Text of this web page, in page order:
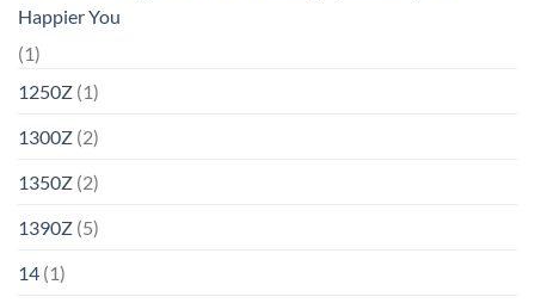
Happier You
(1)
1250Z (1)
1300Z (2)
1350Z (2)
1390Z (5)
14 (1)